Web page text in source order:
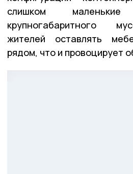
слишком
крупногабаритного
жителей оставлять
рядом, что и провоцирует